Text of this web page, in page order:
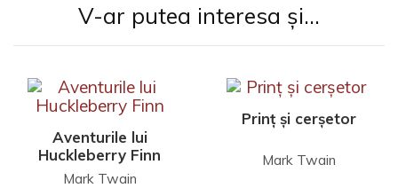
V-ar putea interesa și...
Aventurile lui
Huckleberry Finn
Mark Twain
Prinț și cerșetor
Mark Twain